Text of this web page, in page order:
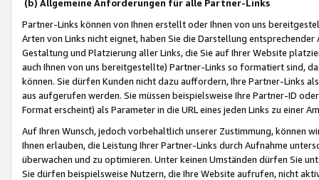
(b) Allgemeine Anforderungen für alle Partner-Links
Partner-Links können von Ihnen erstellt oder Ihnen von uns
Arten von Links nicht eignet, haben Sie die Darstellung
Gestaltung und Platzierung aller Links, die Sie auf Ihrer Website
auch Ihnen von uns bereitgestellte) Partner-Links so formatiert sind,
können. Sie dürfen Kunden nicht dazu auffordern, Ihre Partner-Links
aus aufgerufen werden. Sie müssen beispielsweise Ihre Partner-ID
Format erscheint) als Parameter in die URL eines jeden Links zu einer
Auf Ihren Wunsch, jedoch vorbehaltlich unserer Zustimmung, können
Ihnen erlauben, die Leistung Ihrer Partner-Links durch Aufnahme
überwachen und zu optimieren. Unter keinen Umständen dürfen Sie
Sie dürfen beispielsweise Nutzern, die Ihre Website aufrufen, nicht